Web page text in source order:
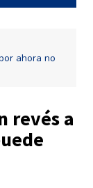
ahora no
revés a